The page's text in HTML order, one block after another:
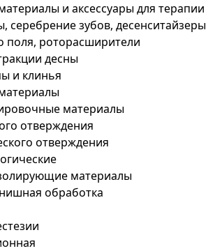
и аксессуары для терапии
серебрение зубов, десенситайзеры
поля, роторасширители
десны
и клинья
материалы
отверждения
отверждения
материалы
обработка